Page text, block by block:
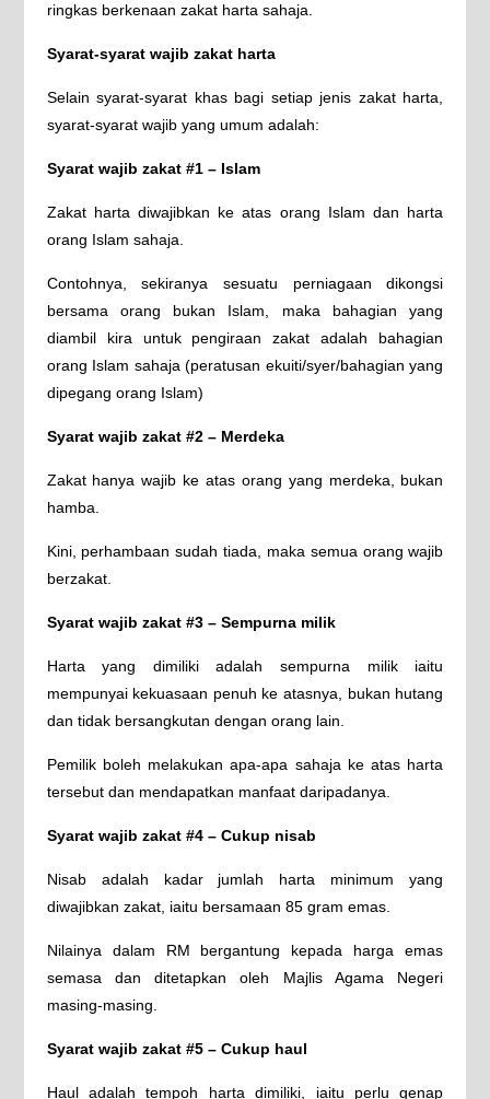
ringkas berkenaan zakat harta sahaja.
Syarat-syarat wajib zakat harta
Selain syarat-syarat khas bagi setiap jenis zakat harta,
syarat-syarat wajib yang umum adalah:
Syarat wajib zakat #1 – Islam
Zakat harta diwajibkan ke atas orang Islam dan harta
orang Islam sahaja.
Contohnya, sekiranya sesuatu perniagaan dikongsi
bersama orang bukan Islam, maka bahagian yang
diambil kira untuk pengiraan zakat adalah bahagian
orang Islam sahaja (peratusan ekuiti/syer/bahagian yang
dipegang orang Islam)
Syarat wajib zakat #2 – Merdeka
Zakat hanya wajib ke atas orang yang merdeka, bukan
hamba.
Kini, perhambaan sudah tiada, maka semua orang wajib
berzakat.
Syarat wajib zakat #3 – Sempurna milik
Harta yang dimiliki adalah sempurna milik iaitu
mempunyai kekuasaan penuh ke atasnya, bukan hutang
dan tidak bersangkutan dengan orang lain.
Pemilik boleh melakukan apa-apa sahaja ke atas harta
tersebut dan mendapatkan manfaat daripadanya.
Syarat wajib zakat #4 – Cukup nisab
Nisab adalah kadar jumlah harta minimum yang
diwajibkan zakat, iaitu bersamaan 85 gram emas.
Nilainya dalam RM bergantung kepada harga emas
semasa dan ditetapkan oleh Majlis Agama Negeri
masing-masing.
Syarat wajib zakat #5 – Cukup haul
Haul adalah tempoh harta dimiliki, iaitu perlu genap